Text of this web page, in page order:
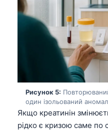
Рисунок 5:
один ізольований
Якщо креатинін
рідко є кризою саме по